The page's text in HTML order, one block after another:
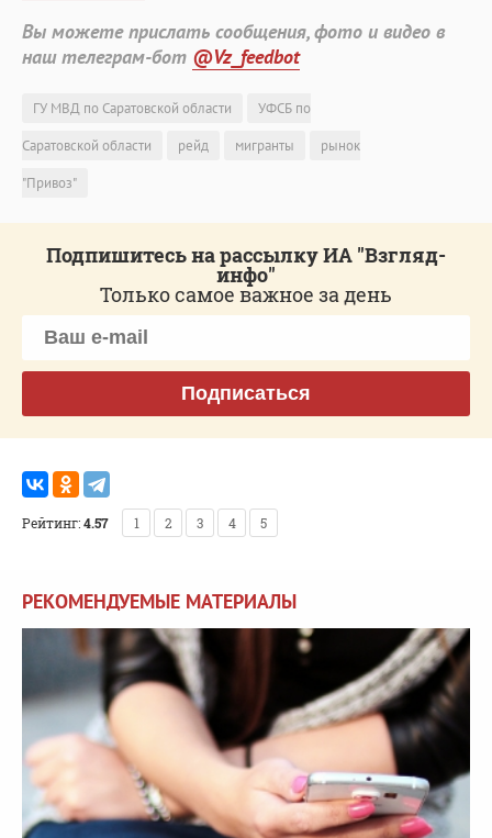
Вы можете прислать сообщения, фото и видео в
наш телеграм-бот @Vz_feedbot
ГУ МВД по Саратовской области
УФСБ по
Саратовской области
рейд мигранты
рынок
"Привоз"
Подпишитесь на рассылку ИА "Взгляд-
инфо"
Только самое важное за день
Подписаться
Рейтинг:4.57 1 2 3 4 5
РЕКОМЕНДУЕМЫЕ МАТЕРИАЛЫ